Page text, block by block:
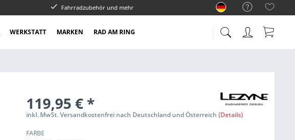
Fahrradzubehör und mehr
WERKSTATT MARKEN RAD AM RING
119,95 € *
inkl. MwSt. Versandkostenfrei nach Deutschland und Österreich(Details)
FARBE